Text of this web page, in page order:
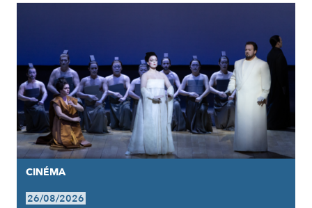
CINÉMA
26/08/2026